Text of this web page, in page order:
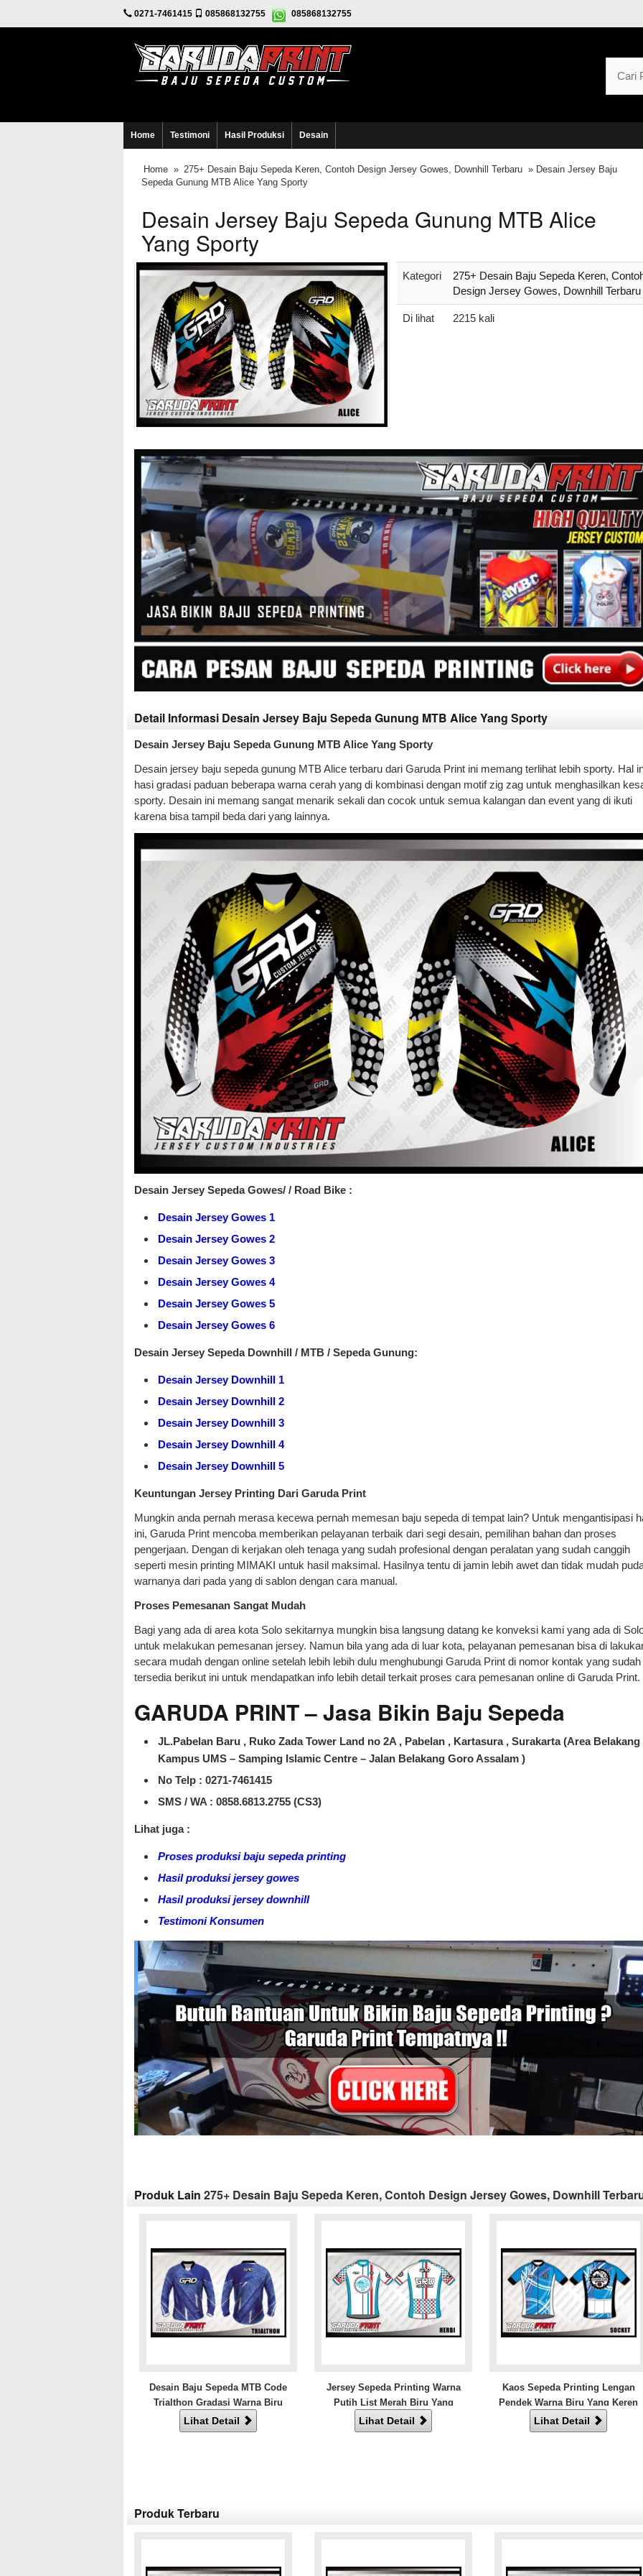
0271-7461415 085868132755 085868132755
Home Testimoni Hasil Produksi Desain
Home » 275+ Desain Baju Sepeda Keren, Contoh Design Jersey Gowes, Downhill Terbaru » Desain Jersey Baju
Sepeda Gunung MTB Alice Yang Sporty
Desain Jersey Baju Sepeda Gunung MTB Alice
Yang Sporty
Kategori
275+ Desain Baju Sepeda Keren,
Design Jersey Gowes, Downhill Terbaru
Di lihat 2215 kali
Detail Informasi Desain Jersey Baju Sepeda Gunung MTB Alice Yang Sporty
Desain Jersey Baju Sepeda Gunung MTB Alice Yang Sporty
Desain jersey baju sepeda gunung MTB Alice terbaru dari Garuda Print ini memang terlihat lebih sporty. Hal
hasi gradasi paduan beberapa warna cerah yang di kombinasi dengan motif zig zag untuk menghasilkan
sporty. Desain ini memang sangat menarik sekali dan cocok untuk semua kalangan dan event yang di ikuti
karena bisa tampil beda dari yang lainnya.
Desain Jersey Sepeda Gowes/ / Road Bike :
Desain Jersey Gowes 1
Desain Jersey Gowes 2
Desain Jersey Gowes 3
Desain Jersey Gowes 4
Desain Jersey Gowes 5
Desain Jersey Gowes 6
Desain Jersey Sepeda Downhill / MTB / Sepeda Gunung:
Desain Jersey Downhill 1
Desain Jersey Downhill 2
Desain Jersey Downhill 3
Desain Jersey Downhill 4
Desain Jersey Downhill 5
Keuntungan Jersey Printing Dari Garuda Print
Mungkin anda pernah merasa kecewa pernah memesan baju sepeda di tempat lain? Untuk mengantisipasi
ini, Garuda Print mencoba memberikan pelayanan terbaik dari segi desain, pemilihan bahan dan proses
pengerjaan. Dengan di kerjakan oleh tenaga yang sudah profesional dengan peralatan yang sudah canggih
seperti mesin printing MIMAKI untuk hasil maksimal. Hasilnya tentu di jamin lebih awet dan tidak mudah
warnanya dari pada yang di sablon dengan cara manual.
Proses Pemesanan Sangat Mudah
Bagi yang ada di area kota Solo sekitarnya mungkin bisa langsung datang ke konveksi kami yang ada di
untuk melakukan pemesanan jersey. Namun bila yang ada di luar kota, pelayanan pemesanan bisa di
secara mudah dengan online setelah lebih lebih dulu menghubungi Garuda Print di nomor kontak yang sudah
tersedia berikut ini untuk mendapatkan info lebih detail terkait proses cara pemesanan online di Garuda Print.
GARUDA PRINT – Jasa Bikin Baju Sepeda
JL.Pabelan Baru , Ruko Zada Tower Land no 2A , Pabelan , Kartasura , Surakarta (Area Belakang
Kampus UMS – Samping Islamic Centre – Jalan Belakang Goro Assalam )
No Telp : 0271-7461415
SMS / WA : 0858.6813.2755 (CS3)
Lihat juga :
Proses produksi baju sepeda printing
Hasil produksi jersey gowes
Hasil produksi jersey downhill
Testimoni Konsumen
Produk Lain 275+ Desain Baju Sepeda Keren, Contoh Design Jersey Gowes, Downhill
Desain Baju Sepeda MTB Code
Trialthon Gradasi Warna Biru
Lihat Detail
Jersey Sepeda Printing Warna
Putih List Merah Biru Yang
Trendy
Lihat Detail
Kaos Sepeda Printing Lengan
Pendek Warna Biru Yang Keren
Lihat Detail
Produk Terbaru